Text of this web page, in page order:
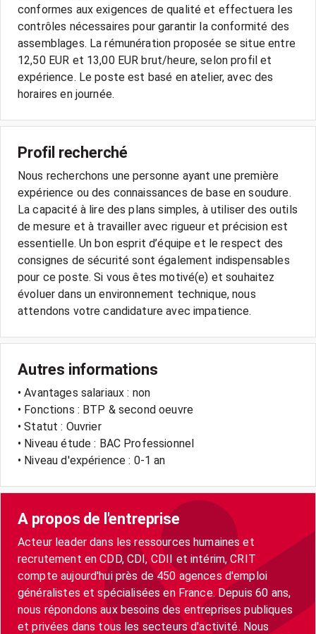
conformes aux exigences de qualité et effectuera les
contrôles nécessaires pour garantir la conformité des
assemblages. La rémunération proposée se situe entre
12,50 EUR et 13,00 EUR brut/heure, selon profil et
expérience. Le poste est basé en atelier, avec des
horaires en journée.
Profil recherché
Nous recherchons une personne ayant une première
expérience ou des connaissances de base en soudure.
La capacité à lire des plans simples, à utiliser des outils
de mesure et à travailler avec rigueur et précision est
essentielle. Un bon esprit d’équipe et le respect des
consignes de sécurité sont également indispensables
pour ce poste. Si vous êtes motivé(e) et souhaitez
évoluer dans un environnement technique, nous
attendons votre candidature avec impatience.
Autres informations
• Avantages salariaux : non
• Fonctions : BTP & second oeuvre
• Statut : Ouvrier
• Niveau étude : BAC Professionnel
• Niveau d'expérience : 0-1 an
A propos de l'entreprise
Acteur leader dans les ressources humaines et
recrutement en CDD, CDI, CDII et intérim, CRIT
compte aujourd'hui près de 450 agences d'emploi
généralistes et spécialisées en France. Depuis 60 ans,
nous répondons aux besoins des entreprises publiques
et privées dans tous les secteurs d'activité. Nous